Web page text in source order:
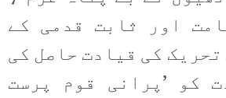
اور ثابت قدمی کے
کی قیادت حاصل کی
کو ’پرانی قوم پرست